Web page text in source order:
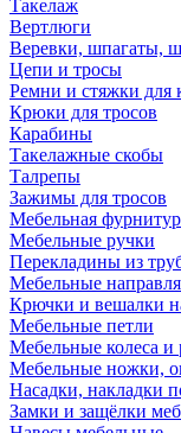
Такелаж
Вертлюги
Веревки, шпагаты,
Цепи и тросы
Ремни и стяжки для
Крюки для тросов
Карабины
Такелажные скобы
Талрепы
Зажимы для тросов
Мебельная
Мебельные ручки
Перекладины из
Мебельные
Крючки и вешалки
Мебельные петли
Мебельные колеса и
Мебельные ножки,
Насадки, накладки
Замки и защёлки